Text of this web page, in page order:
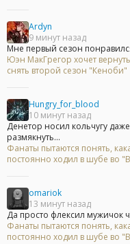
Ardyn
9 минут назад
Мне первый сезон
Юэн МакГрегор хочет
снять второй сезон "Кеноби"
Hungry_for_blood
10 минут назад
Денетор носил кольчугу
размякнуть...
Фанаты пытаются понять,
постоянно ходил в шубе во
omariok
13 минут назад
Да просто флексил мужичок
Фанаты пытаются понять,
постоянно ходил в шубе во